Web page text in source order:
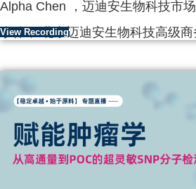
Alpha Chen ，迈迪安生物科技市
李伟， 北京迈迪安生物科技高级商
View Recording